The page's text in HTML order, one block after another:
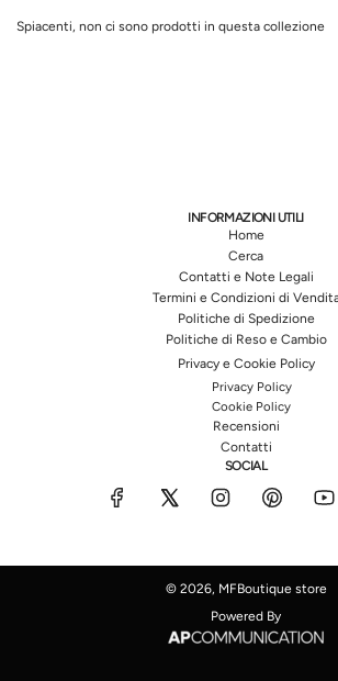
Spiacenti, non ci sono prodotti in questa collezione
INFORMAZIONI UTILI
Home
Cerca
Contatti e Note Legali
Termini e Condizioni di
Politiche di Spedizione
Politiche di Reso e Cambio
Privacy e Cookie Policy
Privacy Policy
Cookie Policy
Recensioni
Contatti
SOCIAL
© 2026, MFBoutique store
Powered By